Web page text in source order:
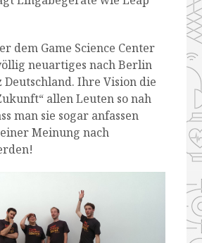
dem Game Science Center
neuartiges nach Berlin
Deutschland. Ihre Vision die
allen Leuten so nah
man sie sogar anfassen
Meinung nach